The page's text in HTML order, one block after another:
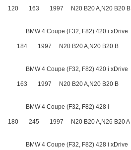
120 163 1997 N20 B20 A,N20 B20 B
BMW 4 Coupe (F32, F82) 420 i xDrive
184 1997 N20 B20 A,N20 B20 B
BMW 4 Coupe (F32, F82) 420 i xDrive
163 1997 N20 B20 A,N20 B20 B
BMW 4 Coupe (F32, F82) 428 i
180 245 1997 N20 B20 A,N26 B20 A
BMW 4 Coupe (F32, F82) 428 i xDrive